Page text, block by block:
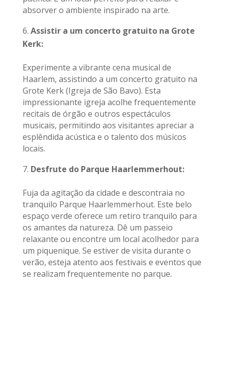
absorver o ambiente inspirado na arte.
Assistir a um concerto gratuito na Grote
Kerk:
Experimente a vibrante cena musical de
Haarlem, assistindo a um concerto gratuito na
Grote Kerk (Igreja de São Bavo). Esta
impressionante igreja acolhe frequentemente
recitais de órgão e outros espectáculos
musicais, permitindo aos visitantes apreciar a
esplêndida acústica e o talento dos músicos
locais.
Desfrute do Parque Haarlemmerhout:
Fuja da agitação da cidade e descontraia no
tranquilo Parque Haarlemmerhout. Este belo
espaço verde oferece um retiro tranquilo para
os amantes da natureza. Dê um passeio
relaxante ou encontre um local acolhedor para
um piquenique. Se estiver de visita durante o
verão, esteja atento aos festivais e eventos que
se realizam frequentemente no parque.